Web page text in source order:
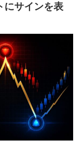
にサインを表